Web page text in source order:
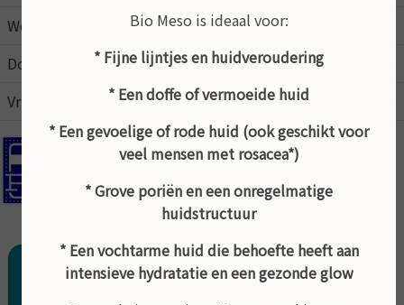
Woensdag
09:00
Donderdag
09:00
Vrijdag
09:00
In de schoonheidsalon kunt u pinnen
Behandeling op afspraak
Bio Meso is ideaal voor:
* Fijne lijntjes en huidveroudering
* Een doffe of vermoeide huid
* Een gevoelige of rode huid (ook geschikt voor
veel mensen met rosacea*)
* Grove poriën en een onregelmatige
huidstructuur
* Een vochtarme huid die behoefte heeft aan
intensieve hydratatie en een gezonde glow